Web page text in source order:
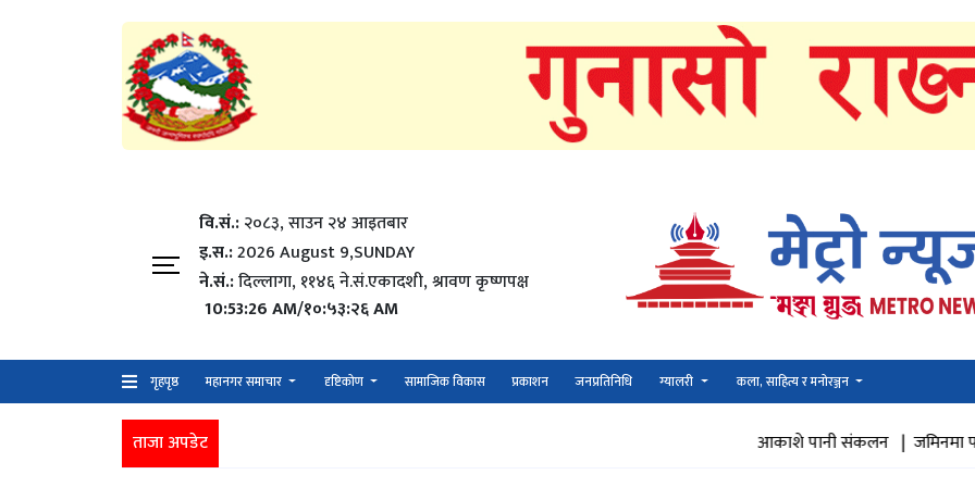
वि.सं.:२०८३, साउन २४ आइतबार​
इ.स.:2026 August 9,SUNDAY
ने.सं.:दिल्लागा, ११४६ ने.सं.एकादशी, श्रावण कृष्णपक्ष
10:53:27 AM/१०:५३:२७ AM
गृहपृष्ठ महानगर समाचार दृष्टिकोण सामाजिक विकास प्रकाशन जनप्रतिनिधि ग्यालरी कला, साहित्य र मनोरञ्जन
ताजा अपडेट आकाशे पानी संकलन |जमिनमा पानी पुनभरण |